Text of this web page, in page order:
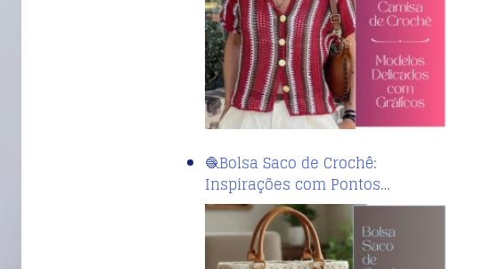
🧶Bolsa Saco de Crochê:
Inspirações com Pontos…